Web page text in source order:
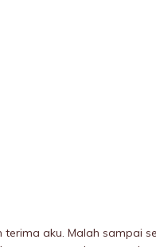
terima aku. Malah sampai